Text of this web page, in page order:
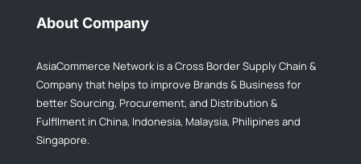
About Company
AsiaCommerce Network is a Cross Border Supply Chain &
Company that helps to improve Brands & Business for
better Sourcing, Procurement, and Distribution &
Fulfllment in China, Indonesia, Malaysia, Philipines and
Singapore.